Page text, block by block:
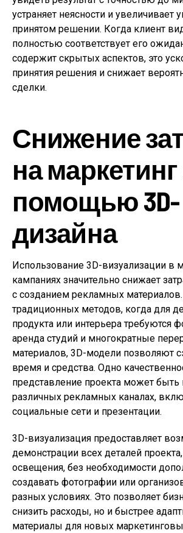
устраняет неясности и увеличивает
принятом решении. Когда клиент
полностью соответствует его
содержит скрытых аспектов, это
принятия решения и снижает
сделки.
Снижение
на маркетинг
помощью 3D-
дизайна
Использование 3D-визуализации в
кампаниях значительно снижает
с созданием рекламных материалов.
традиционных методов, когда для
продукта или интерьера требуются
аренда студий и многократные
материалов, 3D-модели позволяют
время и средства. Одно
представление проекта может быть
различных рекламных каналах,
социальные сети и презентации.
3D-визуализация предоставляет
демонстрации всех деталей проекта,
освещения, без необходимости
создавать фотографии или
разных условиях. Это позволяет
снизить расходы, но и быстрее
материалы для новых